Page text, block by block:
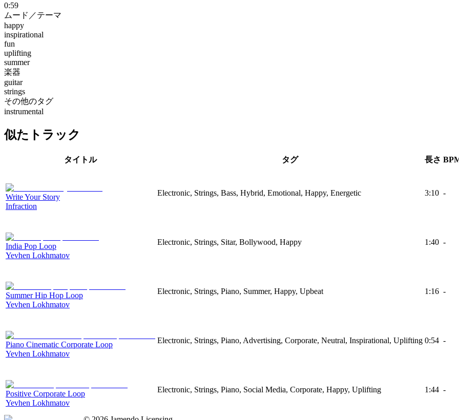
0:59
ムード／テーマ
happy
inspirational
fun
uplifting
summer
楽器
guitar
strings
その他のタグ
instrumental
似たトラック
タイトル タグ 長さ
Write Your Story
Infraction
Electronic, Strings, Bass, Hybrid, Emotional, Happy, Energetic 3:10 -
India Pop Loop
Yevhen Lokhmatov
Electronic, Strings, Sitar, Bollywood, Happy 1:40 -
Summer Hip Hop Loop
Yevhen Lokhmatov
Electronic, Strings, Piano, Summer, Happy, Upbeat 1:16 -
Piano Cinematic Corporate Loop
Yevhen Lokhmatov
Electronic, Strings, Piano, Advertising, Corporate, Neutral, Inspirational, Uplifting 0:54 -
Positive Corporate Loop
Yevhen Lokhmatov
Electronic, Strings, Piano, Social Media, Corporate, Happy, Uplifting 1:44 -